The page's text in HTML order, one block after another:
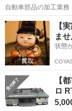
自動車部品の加工業
★日払い制度あり！食
直接雇用のチャンスあり★《福
自動車部品の加工業
福島 二本松市
【
ま
状態
【都市
ロ